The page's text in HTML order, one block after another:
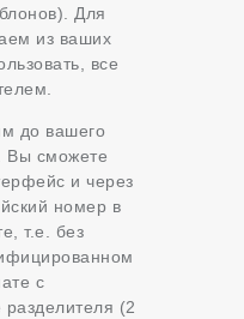
Для
из ваших
все
до вашего
Вы сможете
и через
номер в
т.е. без
с
разделителя (2